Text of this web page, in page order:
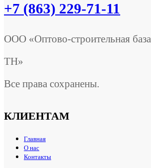
+7 (863) 229-71-11
ООО «Оптово-строительная база
ТН»
Все права сохранены.
КЛИЕНТАМ
Главная
О нас
Контакты